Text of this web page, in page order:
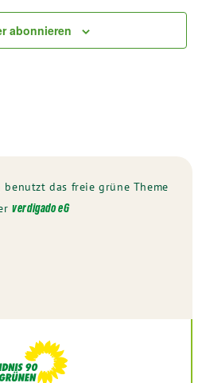
abonnieren
benutzt das freie grüne Theme
verdigado eG